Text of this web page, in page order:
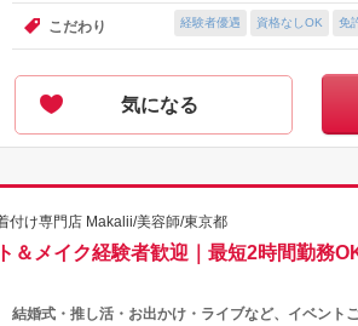
こだわり 経験者優遇 資格なしOK 免
気になる
付け専門店 Makalii/美容師/東京都
＆メイク経験者歓迎｜最短2時間勤務
結婚式・推し活・お出かけ・ライブなど、イベント